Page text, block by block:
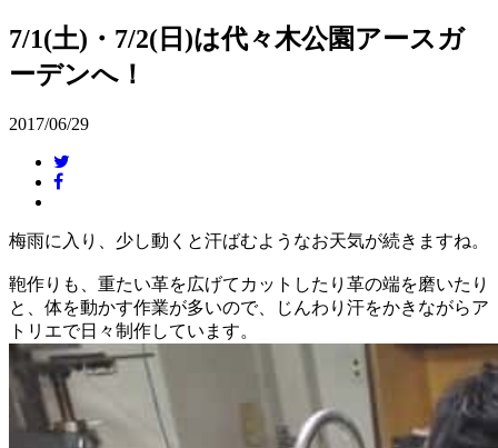
7/1(土)・7/2(日)は代々木公園アースガ
ーデンへ！
2017/06/29
梅雨に入り、少し動くと汗ばむようなお天気が続きますね。
鞄作りも、重たい革を広げてカットしたり革の端を磨いたり
と、体を動かす作業が多いので、じんわり汗をかきながらア
トリエで日々制作しています。